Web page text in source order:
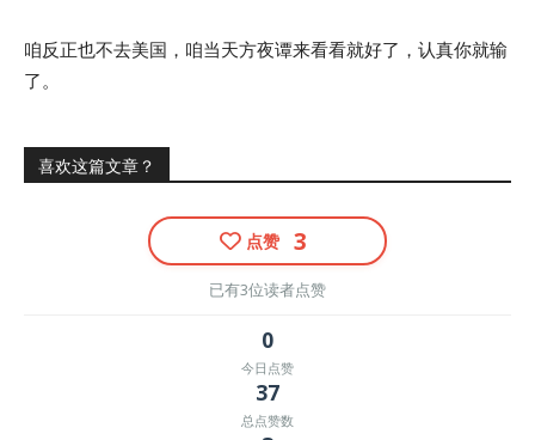
咱反正也不去美国，咱当天方夜谭来看看就好了，认真你就输
了。
喜欢这篇文章？
点赞 3
已有3位读者点赞
0
今日点赞
37
总点赞数